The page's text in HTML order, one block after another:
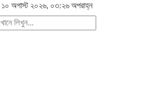
১০ অগাস্ট ২০২৬, ০৩:২৬ অপরাহ্ন